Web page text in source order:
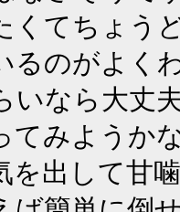
くてちょう
るのがよく
いなら大丈
てみようか
を出して甘